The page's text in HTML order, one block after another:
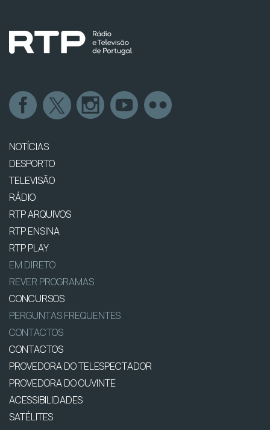
NOTÍCIAS
DESPORTO
TELEVISÃO
RÁDIO
RTP ARQUIVOS
RTP ENSINA
RTP PLAY
EM DIRETO
REVER PROGRAMAS
CONCURSOS
PERGUNTAS FREQUENTES
CONTACTOS
CONTACTOS
PROVEDORA DO TELESPECTADOR
PROVEDORA DO OUVINTE
ACESSIBILIDADES
SATÉLITES